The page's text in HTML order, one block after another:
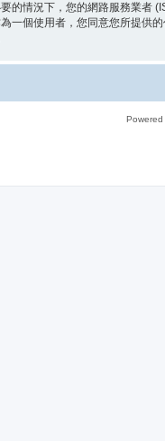
的情況下，您的網路服務業者
一個使用者，您同意您所提供
Powered